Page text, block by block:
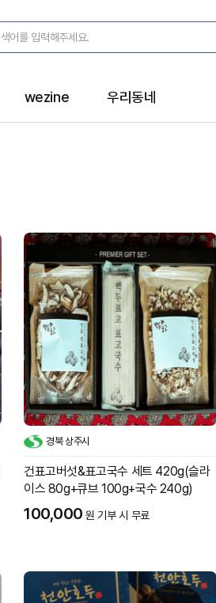
wezine 우리동네
경북 상주시
건표고버섯&표고국수 세트 420g(슬라
이스 80g+큐브 100g+국수 240g)
100,000 원 기부 시 무료